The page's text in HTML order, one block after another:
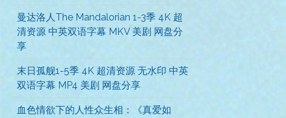
曼达洛人The Mandalorian 1-3季 4K 超
清资源 中英双语字幕 MKV 美剧 网盘分
享
末日孤舰1-5季 4K 超清资源 无水印 中英
双语字幕 MP4 美剧 网盘分享
血色情欲下的人性众生相：《真爱如